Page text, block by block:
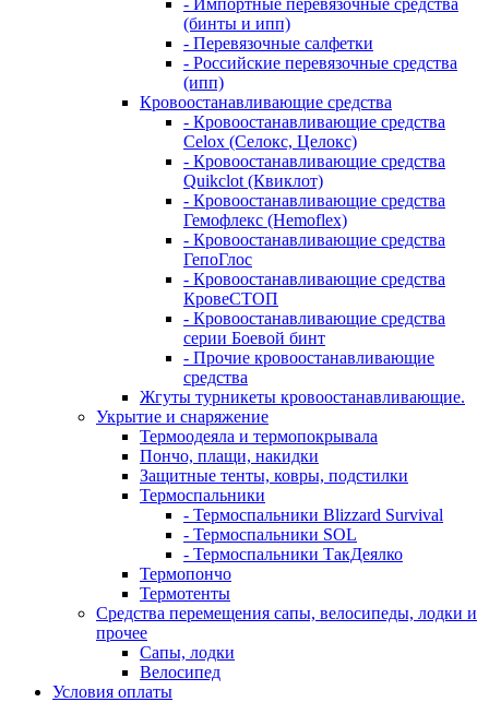
- Импортные перевязочные средства
(бинты и ипп)
- Перевязочные салфетки
- Российские перевязочные средства
(ипп)
Кровоостанавливающие средства
- Кровоостанавливающие средства
Celox (Селокс, Целокс)
- Кровоостанавливающие средства
Quikclot (Квиклот)
- Кровоостанавливающие средства
Гемофлекс (Hemoflex)
- Кровоостанавливающие средства
ГепоГлос
- Кровоостанавливающие средства
КровеСТОП
- Кровоостанавливающие средства
серии Боевой бинт
- Прочие кровоостанавливающие
средства
Жгуты турникеты кровоостанавливающие.
Укрытие и снаряжение
Термоодеяла и термопокрывала
Пончо, плащи, накидки
Защитные тенты, ковры, подстилки
Термоспальники
- Термоспальники Blizzard Survival
- Термоспальники SOL
- Термоспальники ТакДеялко
Термопончо
Термотенты
Средства перемещения сапы, велосипеды, лодки и
прочее
Сапы, лодки
Велосипед
Условия оплаты